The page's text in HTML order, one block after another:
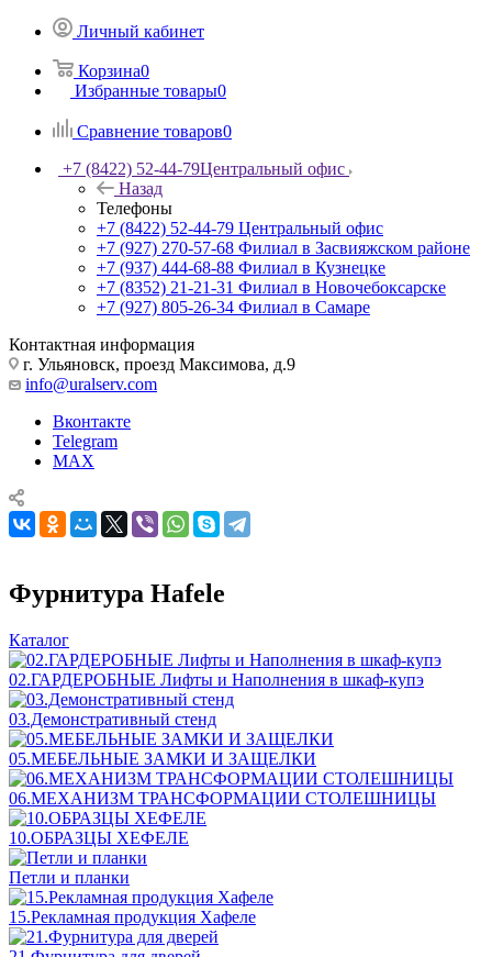
Личный кабинет
Корзина0
Избранные товары0
Сравнение товаров0
+7 (8422) 52-44-79Центральный офис
Назад
Телефоны
+7 (8422) 52-44-79 Центральный офис
+7 (927) 270-57-68 Филиал в Засвияжском районе
+7 (937) 444-68-88 Филиал в Кузнецке
+7 (8352) 21-21-31 Филиал в Новочебоксарске
+7 (927) 805-26-34 Филиал в Самаре
Контактная информация
г. Ульяновск, проезд Максимова, д.9
info@uralserv.com
Вконтакте
Telegram
MAX
Фурнитура Hafele
Каталог
02.ГАРДЕРОБНЫЕ Лифты и Наполнения в шкаф-купэ
03.Демонстративный стенд
05.МЕБЕЛЬНЫЕ ЗАМКИ И ЗАЩЕЛКИ
06.МЕХАНИЗМ ТРАНСФОРМАЦИИ СТОЛЕШНИЦЫ
10.ОБРАЗЦЫ ХЕФЕЛЕ
Петли и планки
15.Рекламная продукция Хафеле